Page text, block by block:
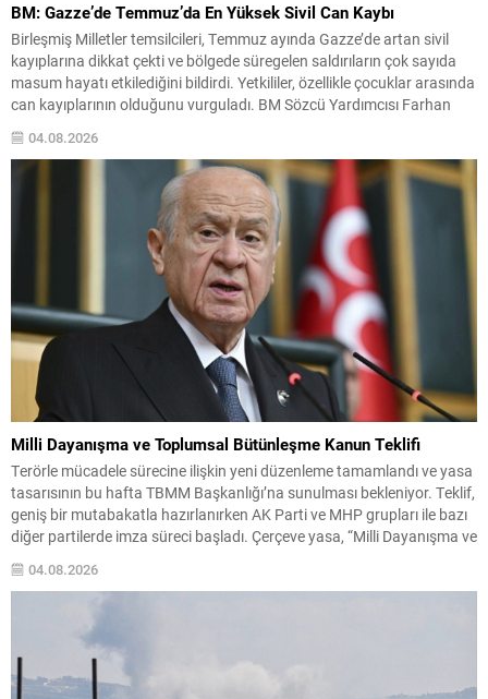
BM: Gazze’de Temmuz’da En Yüksek Sivil Can Kaybı
Birleşmiş Milletler temsilcileri, Temmuz ayında Gazze’de artan sivil
kayıplarına dikkat çekti ve bölgede süregelen saldırıların çok sayıda
masum hayatı etkilediğini bildirdi. Yetkililer, özellikle çocuklar arasında
can kayıplarının olduğunu vurguladı. BM Sözcü Yardımcısı Farhan
Haq, New York’taki basın toplantısında, Gazze genelinde hava
saldırıları, topçu atışları ve silahlı saldırıların sürdüğünü; bunun
sonucunda...
04.08.2026
Milli Dayanışma ve Toplumsal Bütünleşme Kanun Teklifi
Terörle mücadele sürecine ilişkin yeni düzenleme tamamlandı ve yasa
tasarısının bu hafta TBMM Başkanlığı’na sunulması bekleniyor. Teklif,
geniş bir mutabakatla hazırlanırken AK Parti ve MHP grupları ile bazı
diğer partilerde imza süreci başladı. Çerçeve yasa, “Milli Dayanışma ve
MHP’de ilk imzayı Genel Başkan Devlet Bahçeli...
04.08.2026